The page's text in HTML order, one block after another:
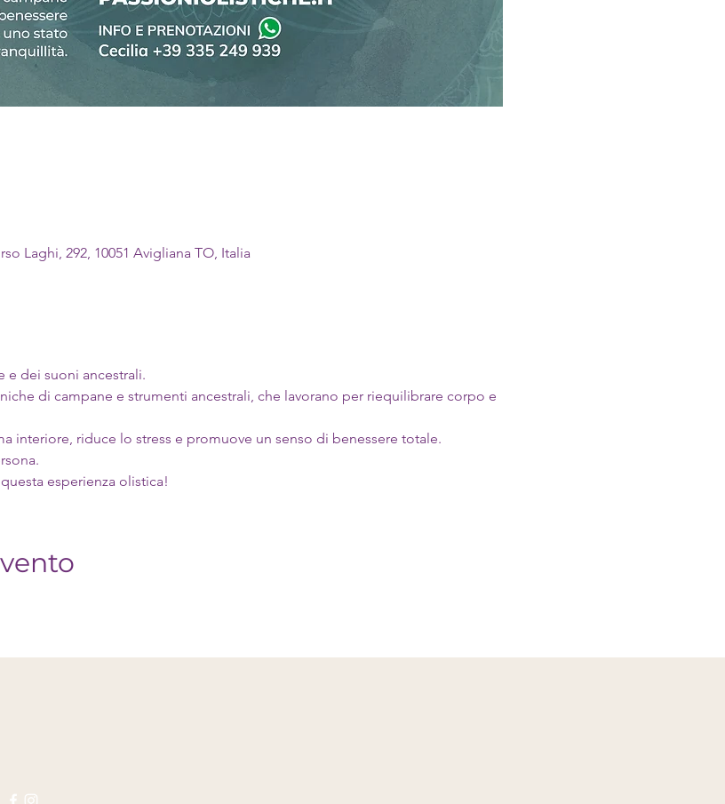
Laghi, 292, 10051 Avigliana TO, Italia
e dei suoni ancestrali.
di campane e strumenti ancestrali, che lavorano per riequilibrare corpo e
interiore, riduce lo stress e promuove un senso di benessere totale.
esperienza olistica!